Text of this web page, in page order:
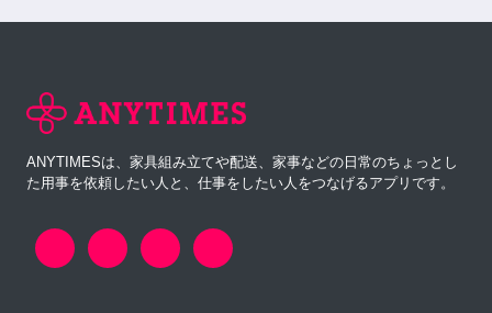
ANYTIMESは、家具組み立てや配送、家事などの日常のちょっとし
た用事を依頼したい人と、仕事をしたい人をつなげるアプリです。